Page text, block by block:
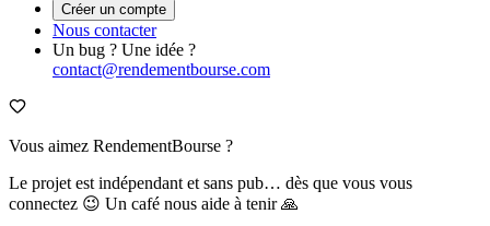
Créer un compte
Nous contacter
Un bug ? Une idée ?
contact@rendementbourse.com
Vous aimez RendementBourse ?
Le projet est indépendant et sans pub… dès que vous vous
connectez 😉 Un café nous aide à tenir 🙏